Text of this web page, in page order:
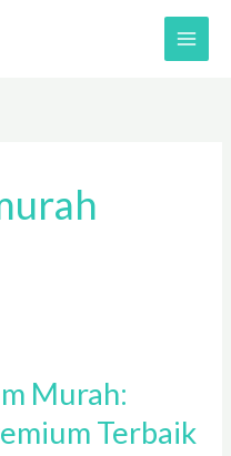
Murah:
Terbaik